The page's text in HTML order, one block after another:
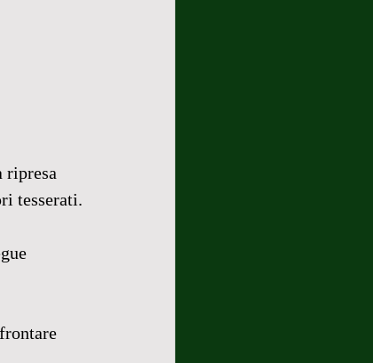
ripresa
tesserati.